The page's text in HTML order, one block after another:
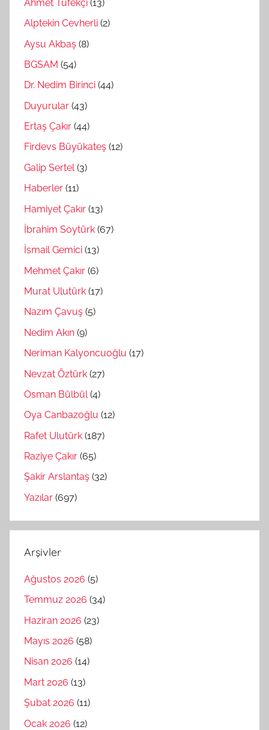
Ahmet Tüfekçi (13)
Alptekin Cevherli (2)
Aysu Akbaş (8)
BGSAM (54)
Dr. Nedim Birinci (44)
Duyurular (43)
Ertaş Çakır (44)
Firdevs Büyükateş (12)
Galip Sertel (3)
Haberler (11)
Hamiyet Çakır (13)
İbrahim Soytürk (67)
İsmail Gemici (13)
Mehmet Çakır (6)
Murat Ulutürk (17)
Nazım Çavuş (5)
Nedim Akın (9)
Neriman Kalyoncuoğlu (17)
Nevzat Öztürk (27)
Osman Bülbül(4)
Oya Canbazoğlu (12)
Rafet Ulutürk (187)
Raziye Çakır (65)
Şakir Arslantaş (32)
Yazılar (697)
Arşivler
Ağustos 2026 (5)
Temmuz 2026 (34)
Haziran 2026 (23)
Mayıs 2026 (58)
Nisan 2026 (14)
Mart 2026 (13)
Şubat 2026 (11)
Ocak 2026 (12)